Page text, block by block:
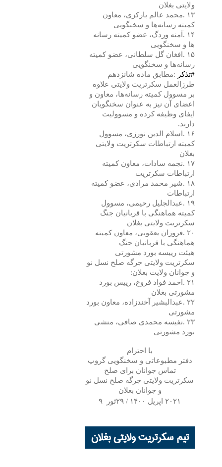
ولایتی بغلان
۱۳ .محمد عالم بارکزی، معاون
کمیته رسانه‌ها و سخنگویی
۱۴ .آمنه وردگ، عضو کمیته رسانه
ها و سخنگویی
۱۵ .افغان گل سلطانی، عضو کمیته
رسانه‌ها و سخنگویی
#تذکر :مطابق ماده شانزدهم
طرزالعمل سکرتریت ولایتی علاوه
بر مسوول کمیته رسانه‌ها، معاون و
اعضای آن نیز به عنوان سخنگویان
ایفای وظیفه کرده و مسوولیت
دارند.
۱۶ .اسلام الدین نورزی، مسوول
کمیته ارتباطات سکرتریت ولایتی
بغلان
۱۷ .نجمه سادات، معاون کمیته
ارتباطات سکرتریت
۱۸ .شیر محمد مرادی، عضو کمیته
ارتباطات
۱۹ .عبدالجلیل رحیمی، مسوول
کمیته هماهنگی با قربانیان جنگ
سکرتریت ولایتی بغلان
۲۰ .فروزان یعقوبی، معاون کمیته
هماهنگی با قربانیان جنگ
هیئت رییسه بورد مشورتی
سکرتریت ولایتی جرگه صلح نسل نو
و جوانان ولایت بغلان:
۲۱ .احمد فواد فروغ، رییس بورد
مشورتی بغلان
۲۲ .عبدالبشیر آخندزاده، معاون بورد
مشورتی
۲۳ .نفیسه محمدی صافی، منشی
بورد مشورتی
با احترام
دفتر مطبوعاتی و سخنگویی گروپ
تماس جوانان برای صلح
سکرتریت ولایتی جرگه صلح نسل نو
و جوانان بغلان
۹
ثور ۱۴۰۰ / ۲۹ اپریل ۲۰۲۱
تیم سکرتریت ولایتی بغلان